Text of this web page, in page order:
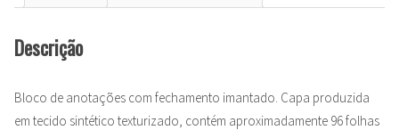
Descrição
Bloco de anotações com fechamento imantado. Capa produzida
em tecido sintético texturizado, contém aproximadamente 96 folhas